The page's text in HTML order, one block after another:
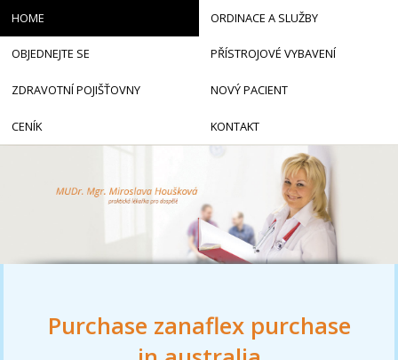
Purchase zanaflex purchase
HOME ORDINACE A SLUŽBY
OBJEDNEJTE SE PŘÍSTROJOVÉ VYBAVENÍ
ZDRAVOTNÍ POJIŠŤOVNY NOVÝ PACIENT
CENÍK KONTAKT